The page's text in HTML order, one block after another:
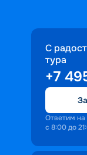
С
тура
+7
Ответим
с 8:00 до